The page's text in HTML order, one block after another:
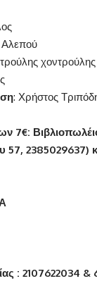
χοντρούλης
: Χρήστος
7€:
2385029637)
: 2107622034 &